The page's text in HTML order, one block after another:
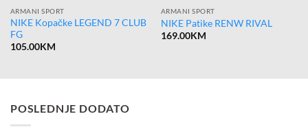
ARMANI SPORT
NIKE Kopačke LEGEND 7 CLUB
FG
105.00KM
ARMANI SPORT
NIKE Patike RENW RIVAL
169.00KM
POSLEDNJE DODATO